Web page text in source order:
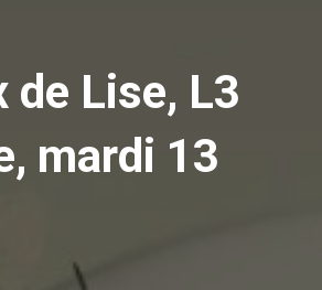
de Lise, L3
mardi 13